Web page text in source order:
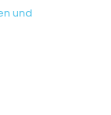
und